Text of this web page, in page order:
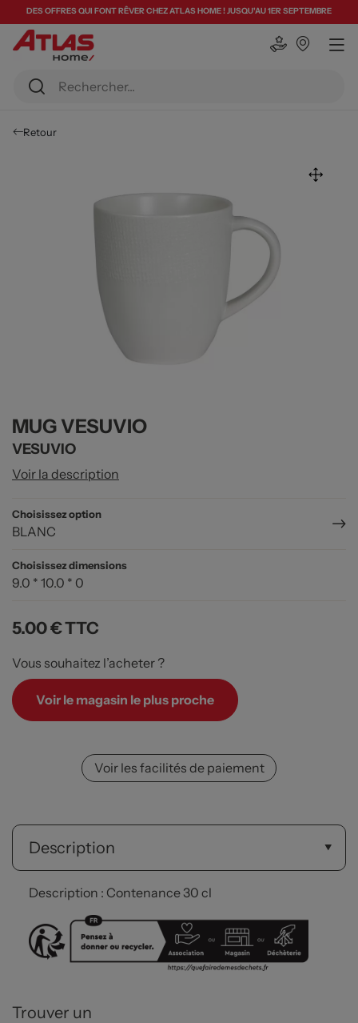
DES OFFRES QUI FONT RÊVER CHEZ ATLAS HOME ! JUSQU'AU 1ER SEPTEMBRE
Retour
MUG VESUVIO
VESUVIO
Voir la description
Choisissez option
BLANC
Choisissez dimensions
9.0 * 10.0 * 0
5.00 €TTC
Vous souhaitez l’acheter ?
Voir le magasin le plus proche
Voir les facilités de paiement
Description
Description : Contenance 30 cl
Trouver un